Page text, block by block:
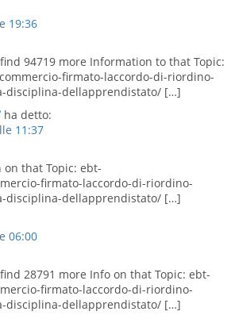
19:36
94719 more Information to that Topic:
firmato-laccordo-di-riordino-
disciplina-dellapprendistato/ […]
ha detto:
11:37
that Topic: ebt-
firmato-laccordo-di-riordino-
disciplina-dellapprendistato/ […]
06:00
28791 more Info on that Topic: ebt-
firmato-laccordo-di-riordino-
disciplina-dellapprendistato/ […]